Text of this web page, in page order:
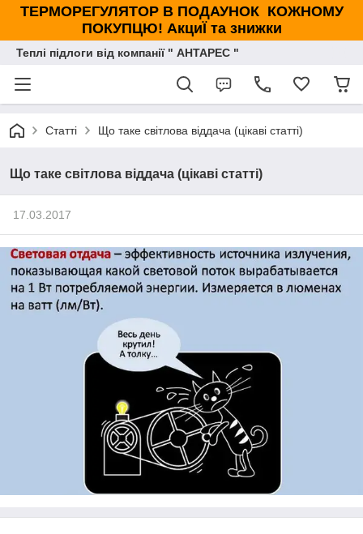
ТЕРМОРЕГУЛЯТОР В ПОДАУНОК КОЖНОМУ
ПОКУПЦЮ! АкциЇ та знижки
Теплі підлоги від компанії " АНТАРЕС "
Статті Що таке світлова віддача (цікаві статті)
Що таке світлова віддача (цікаві статті)
17.03.2017